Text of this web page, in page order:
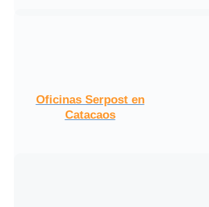
Oficinas Serpost en
Catacaos